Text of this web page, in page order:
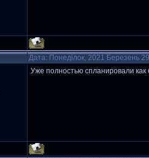
Дата: Понеділок, 2021 Березень
Уже полностью спланировали